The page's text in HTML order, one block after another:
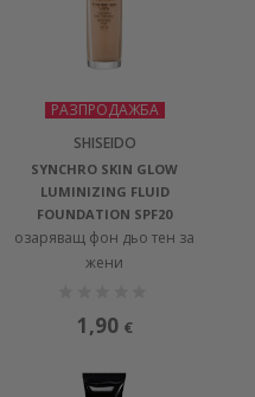
РАЗПРОДАЖБА
SHISEIDO
SYNCHRO SKIN GLOW
LUMINIZING FLUID
FOUNDATION SPF20
озаряващ фон дьо тен за
жени
1,90 €